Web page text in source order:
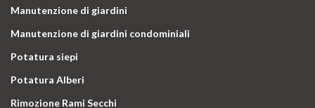
Manutenzione di giardini
Manutenzione di giardini condominiali
Potatura siepi
Potatura Alberi
Rimozione Rami Secchi